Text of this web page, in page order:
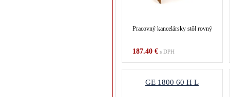
Pracovný kancelársky stôl rovný
187.40 €s DPH
GE 1800 60 H L